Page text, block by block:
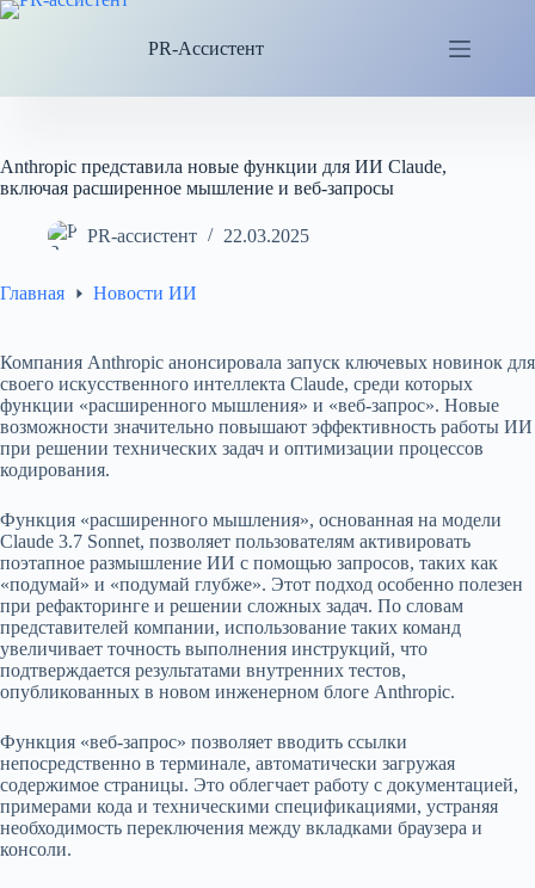
Перейти
PR-Ассистент
Anthropic представила новые функции для ИИ Claude,
включая расширенное мышление и веб-запросы
PR-ассистент 22.03.2025
Главная Новости ИИ
Компания Anthropic анонсировала запуск ключевых новинок для
своего искусственного интеллекта Claude, среди которых
функции «расширенного мышления» и «веб-запрос». Новые
возможности значительно повышают эффективность работы ИИ
при решении технических задач и оптимизации процессов
кодирования.
Функция «расширенного мышления», основанная на модели
Claude 3.7 Sonnet, позволяет пользователям активировать
поэтапное размышление ИИ с помощью запросов, таких как
«подумай» и «подумай глубже». Этот подход особенно полезен
при рефакторинге и решении сложных задач. По словам
представителей компании, использование таких команд
увеличивает точность выполнения инструкций, что
подтверждается результатами внутренних тестов,
опубликованных в новом инженерном блоге Anthropic.
Функция «веб-запрос» позволяет вводить ссылки
непосредственно в терминале, автоматически загружая
содержимое страницы. Это облегчает работу с документацией,
примерами кода и техническими спецификациями, устраняя
необходимость переключения между вкладками браузера и
консоли.